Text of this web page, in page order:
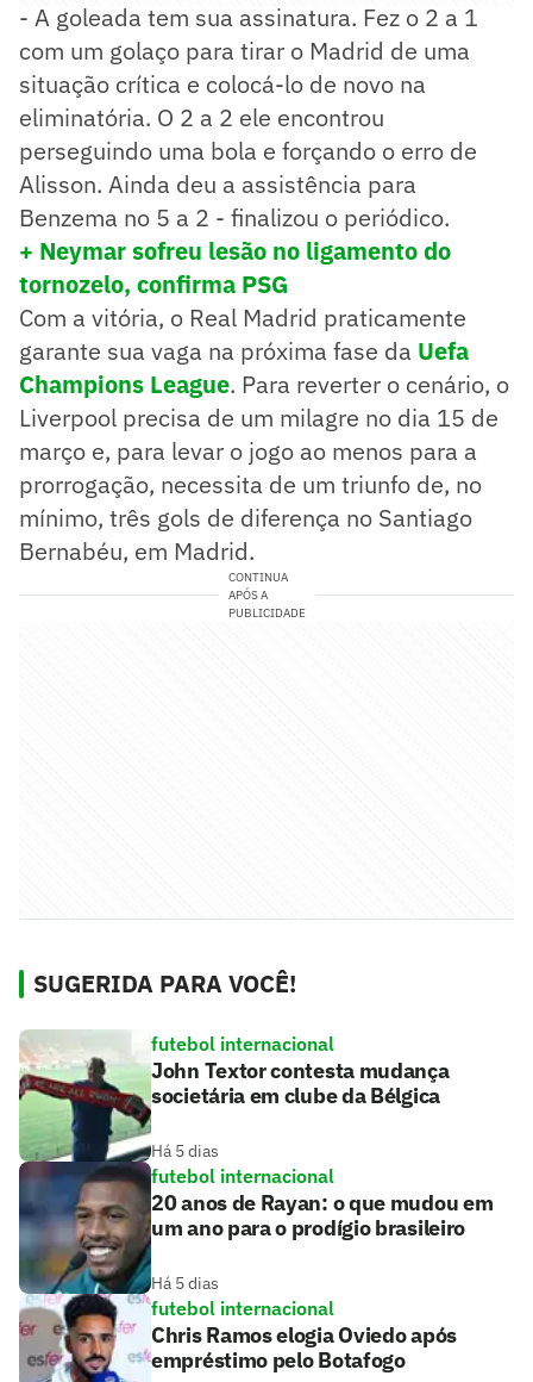
- A goleada tem sua assinatura. Fez o 2 a 1
com um golaço para tirar o Madrid de uma
situação crítica e colocá-lo de novo na
eliminatória. O 2 a 2 ele encontrou
perseguindo uma bola e forçando o erro de
Alisson. Ainda deu a assistência para
Benzema no 5 a 2 - finalizou o periódico.
+ Neymar sofreu lesão no ligamento do
tornozelo, confirma PSG
Com a vitória, o Real Madrid praticamente
garante sua vaga na próxima fase da Uefa
Champions League. Para reverter o cenário, o
Liverpool precisa de um milagre no dia 15 de
março e, para levar o jogo ao menos para a
prorrogação, necessita de um triunfo de, no
mínimo, três gols de diferença no Santiago
Bernabéu, em Madrid.
CONTINUA
APÓS A
PUBLICIDADE
SUGERIDA PARA VOCÊ!
futebol internacional
John Textor contesta mudança
societária em clube da Bélgica
Há 5 dias
futebol internacional
20 anos de Rayan: o que mudou em
um ano para o prodígio brasileiro
Há 5 dias
futebol internacional
Chris Ramos elogia Oviedo após
empréstimo pelo Botafogo